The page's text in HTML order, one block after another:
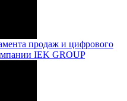
продаж и цифрового
IEK GROUP